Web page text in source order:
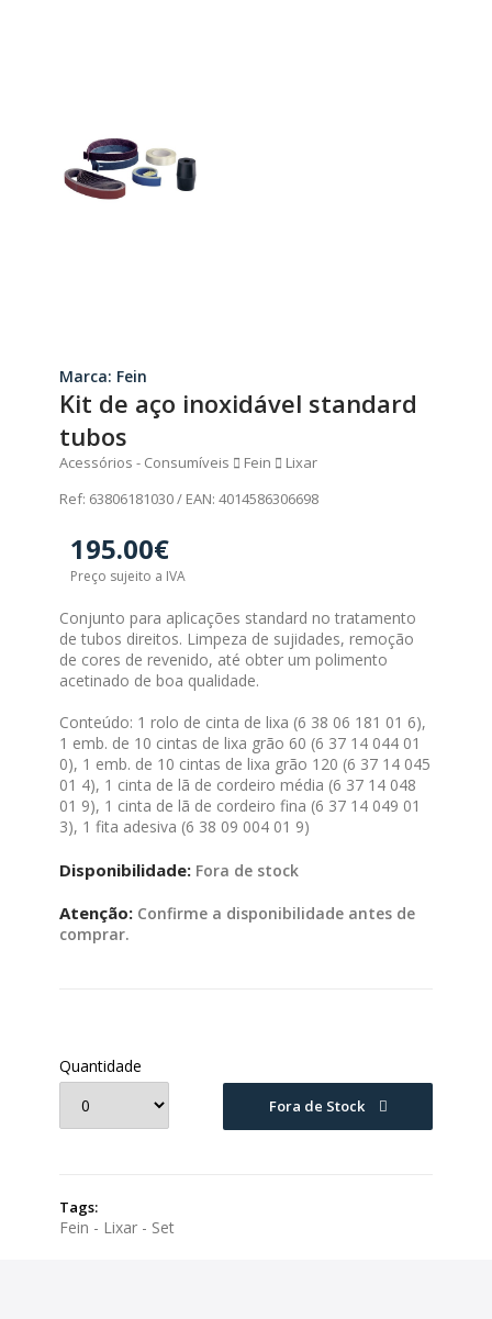
Marca: Fein
Kit de aço inoxidável standard
tubos
Acessórios - Consumíveis Fein
Lixar
Ref: 63806181030 / EAN: 4014586306698
195.00€
Preço sujeito a IVA
Conjunto para aplicações standard no tratamento
de tubos direitos. Limpeza de sujidades, remoção
de cores de revenido, até obter um polimento
acetinado de boa qualidade.
Conteúdo: 1 rolo de cinta de lixa (6 38 06 181 01 6),
1 emb. de 10 cintas de lixa grão 60 (6 37 14 044 01
0), 1 emb. de 10 cintas de lixa grão 120 (6 37 14 045
01 4), 1 cinta de lã de cordeiro média (6 37 14 048
01 9), 1 cinta de lã de cordeiro fina (6 37 14 049 01
3), 1 fita adesiva (6 38 09 004 01 9)
Disponibilidade: Fora de stock
Atenção: Confirme a disponibilidade antes de
comprar.
Quantidade
Fora de Stock
Tags:
Fein - Lixar - Set